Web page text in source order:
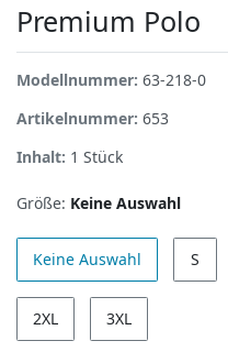
Premium Polo
Modellnummer: 63-218-0
Artikelnummer: 653
Inhalt: 1 Stück
Größe: Keine Auswahl
Keine Auswahl S
2XL 3XL